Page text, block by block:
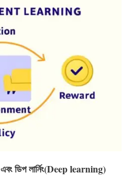
এবংডিপ লার্নিং(Deep learning)